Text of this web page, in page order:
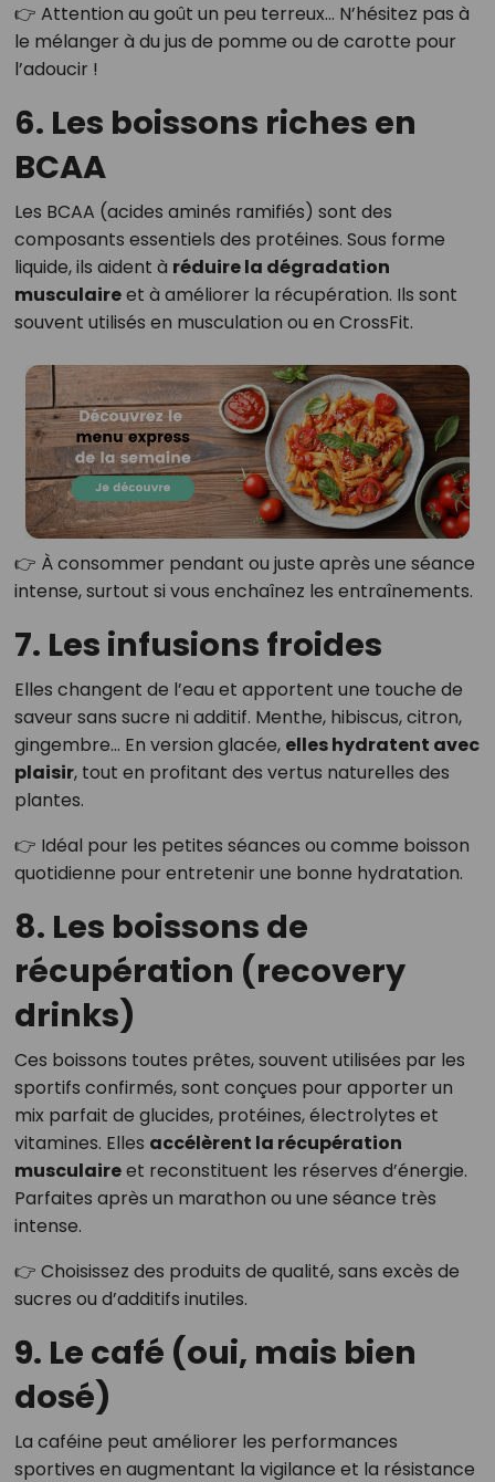
👉 Attention au goût un peu terreux… N’hésitez pas à
le mélanger à du jus de pomme ou de carotte pour
l’adoucir !
6. Les boissons riches en
BCAA
Les BCAA (acides aminés ramifiés) sont des
composants essentiels des protéines. Sous forme
liquide, ils aident à réduire la dégradation
musculaireet à améliorer la récupération. Ils sont
souvent utilisés en musculation ou en CrossFit.
👉 À consommer pendant ou juste après une séance
intense, surtout si vous enchaînez les entraînements.
7. Les infusions froides
Elles changent de l’eau et apportent une touche de
saveur sans sucre ni additif. Menthe, hibiscus, citron,
gingembre… En version glacée, elles hydratent avec
plaisir, tout en profitant des vertus naturelles des
plantes.
👉 Idéal pour les petites séances ou comme boisson
quotidienne pour entretenir une bonne hydratation.
8. Les boissons de
récupération (recovery
drinks)
Ces boissons toutes prêtes, souvent utilisées par les
sportifs confirmés, sont conçues pour apporter un
mix parfait de glucides, protéines, électrolytes et
vitamines. Elles accélèrent la récupération
musculaireet reconstituent les réserves d’énergie.
Parfaites après un marathon ou une séance très
intense.
👉 Choisissez des produits de qualité, sans excès de
sucres ou d’additifs inutiles.
9. Le café (oui, mais bien
dosé)
La caféine peut améliorer les performances
sportives en augmentant la vigilance et la résistance